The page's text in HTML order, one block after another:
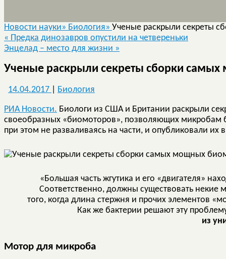
Новости науки» Биология» Ученые раскрыли секреты
« Предка динозавров опустили на четвереньки
Энцелад – место для жизни »
Ученые раскрыли секреты сборки
14.04.2017 Биология
РИА Новости. Биологи из США и Британии раскрыли
своеобразных «биомоторов», позволяющих микробам
при этом не разваливаясь на части, и опубликовали их
«Большая часть жгутика и его «двигателя»
Соответственно, должны существовать
того, когда длина стержня и прочих элементов
Как же бактерии решают эту
из
Мотор для микроба